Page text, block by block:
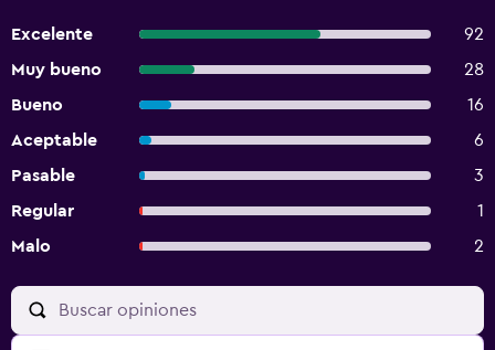
Excelente
92
Muy bueno
28
Bueno
16
Aceptable
6
Pasable
3
Regular
1
Malo
2